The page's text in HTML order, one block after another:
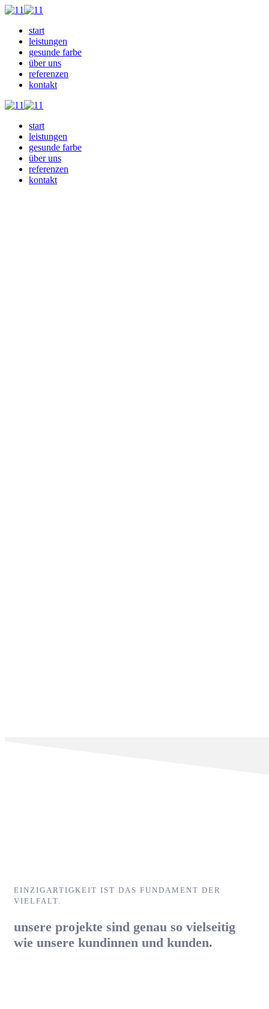
start
leistungen
gesunde farbe
über uns
referenzen
kontakt
start
leistungen
gesunde farbe
über uns
referenzen
kontakt
EINZIGARTIGKEIT IST DAS FUNDAMENT DER
VIELFALT.
unsere projekte sind genau so vielseitig
wie unsere kundinnen und kunden.